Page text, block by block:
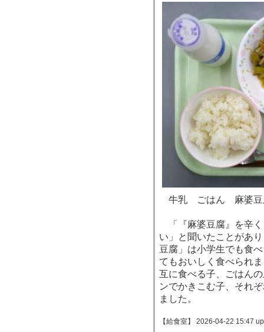
牛乳 ごはん 麻婆豆
「『麻婆豆腐』を辛
い」と聞いたことがあ
豆腐」は小学生でも食
てもおいしく食べられ
互に食べる子、ごはん
ンでかきこむ子、それ
ました。
【給食室】 2026-04-22 15:47